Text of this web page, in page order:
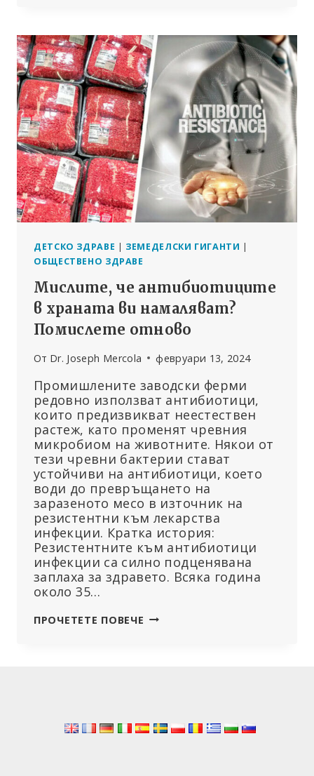
ЗАСТРАШАВА
ЕВРОПЕЙСКИЯ
ХРАНИТЕЛЕН
СУВЕРЕНИТЕТ
И
ЗДРАВЕ
ДЕТСКО ЗДРАВЕ | ЗЕМЕДЕЛСКИ ГИГАНТИ |
ОБЩЕСТВЕНО ЗДРАВЕ
Мислите, че антибиотиците
в храната ви намаляват?
Помислете отново
От Dr. Joseph Mercola февруари 13, 2024
Промишлените заводски ферми
редовно използват антибиотици,
които предизвикват неестествен
растеж, като променят чревния
микробиом на животните. Някои от
тези чревни бактерии стават
устойчиви на антибиотици, което
води до превръщането на
заразеното месо в източник на
резистентни към лекарства
инфекции. Кратка история:
Резистентните към антибиотици
инфекции са силно подценявана
заплаха за здравето. Всяка година
около 35…
ПРОЧЕТЕТЕ ПОВЕЧЕ МИСЛИТЕ,
ПОМИСЛЕТЕ
ОТНОВО